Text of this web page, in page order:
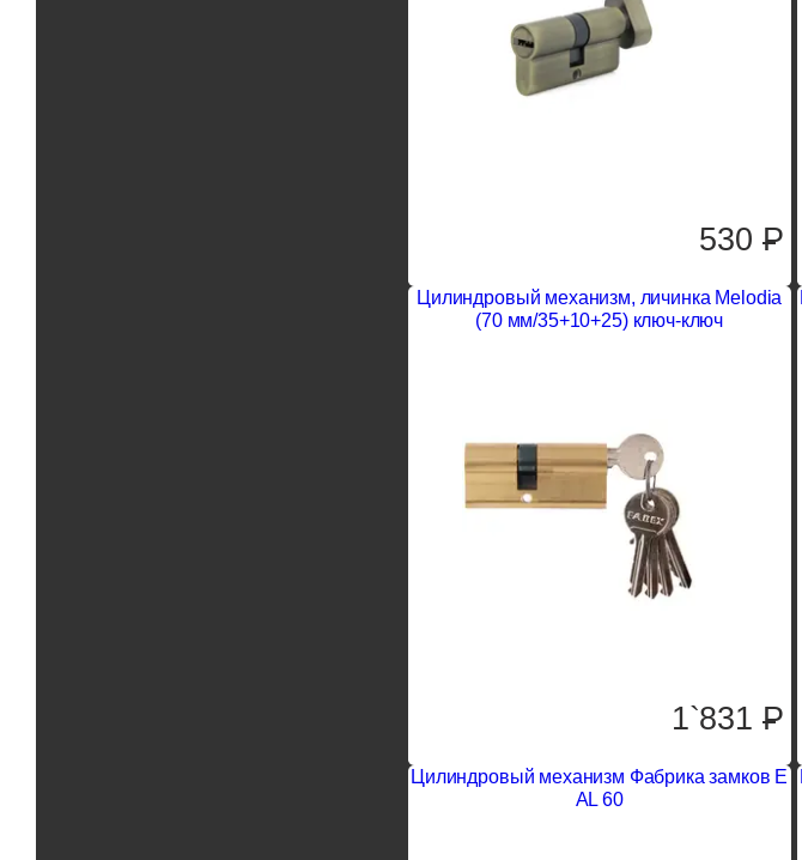
530 P
Цилиндровый механизм, личинка Melodia
(70 мм/35+10+25) ключ-ключ
1`831 P
Цилиндровый механизм Фабрика замков E
AL 60